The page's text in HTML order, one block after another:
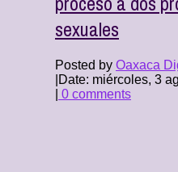
sexuales
Posted by Oaxaca
Date: miércoles, 3
0 comments